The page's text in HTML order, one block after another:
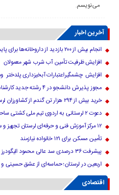
می‌نویسم.
آخرین اخبار
انجام بیش از ۲۰۰ بازدید از داروخانه‌ها برای پایش وضعیت دارویی لرستان
افزایش ظرفیت تأمین آب شرب شهر معمولان
افزایش چشمگیراعتبارات آبخیزداری پلدختر
مجوز پذیرش دانشجو در ۴ رشته جدید کارشناسی‌ارشد دانشگاه لرستان صادر شد
خرید بیش از ۲۹۴ هزار تن گندم از کشاورزان لرستان
دعوت ۲ لرستانی به اردوی تیم ملی کشتی ساحلی
۱۲ مرکز آموزش فنی و حرفه‌ای لرستان تجهیز و ساماندهی شد
تأمین مسکن برای ۱۲۱ خانواده نیازمند
پیشرفت ۳۶ درصدی سد عالی محمود الیگودرز و چشم‌انداز بهره‌برداری درسال۱۴۰۷
اربعین در لرستان؛ حماسه‌ای از عشق حسینی
اقتصادی